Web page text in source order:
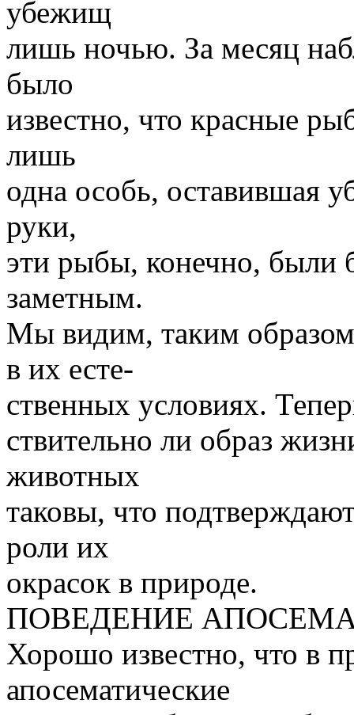
убежищ
лишь ночью. За месяц
было
известно, что красные
лишь
одна особь, оставившая
руки,
эти рыбы, конечно, были
заметным.
Мы видим, таким
в их есте-
ственных условиях.
ствительно ли образ
животных
таковы, что
роли их
окрасок в природе.
ПОВЕДЕНИЕ
Хорошо известно, что в
апосематические